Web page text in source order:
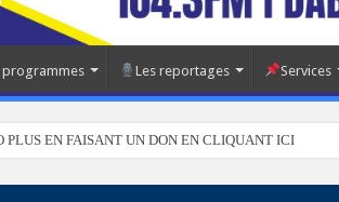
programmes Les reportages Services
PLUS EN FAISANT UN DON EN CLIQUANT ICI